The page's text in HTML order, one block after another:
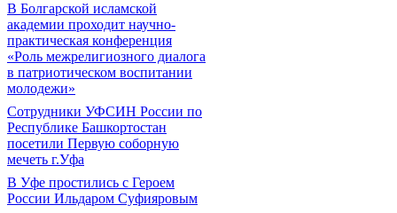
В Болгарской исламской
академии проходит научно-
практическая конференция
«Роль межрелигиозного диалога
в патриотическом воспитании
молодежи»
Сотрудники УФСИН России по
Республике Башкортостан
посетили Первую соборную
мечеть г.Уфа
В Уфе простились с Героем
России Ильдаром Суфияровым